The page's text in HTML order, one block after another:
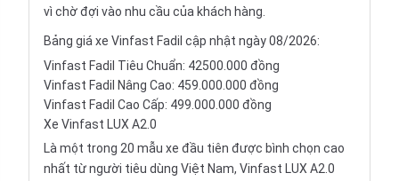
vì chờ đợi vào nhu cầu của khách hàng.
Bảng giá xe Vinfast Fadil cập nhật ngày 08/2026:
Vinfast Fadil Tiêu Chuẩn: 42500.000 đồng
Vinfast Fadil Nâng Cao: 459.000.000 đồng
Vinfast Fadil Cao Cấp: 499.000.000 đồng
Xe Vinfast LUX A2.0
Là một trong 20 mẫu xe đầu tiên được bình chọn cao
nhất từ người tiêu dùng Việt Nam, Vinfast LUX A2.0